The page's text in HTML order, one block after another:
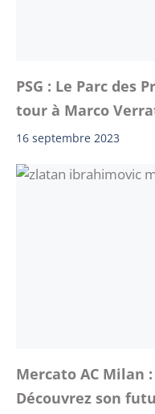
PSG : Le Parc des
tour à Marco
16 septembre 2023
Mercato AC Milan
Découvrez son